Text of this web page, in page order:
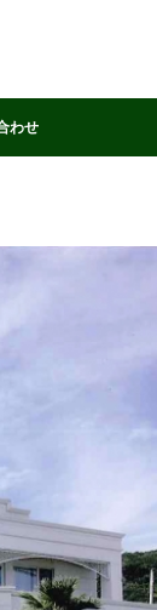
わせ